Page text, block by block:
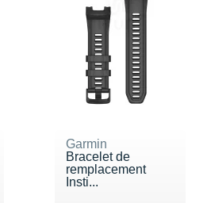
Garmin
Bracelet de
remplacement
Insti...